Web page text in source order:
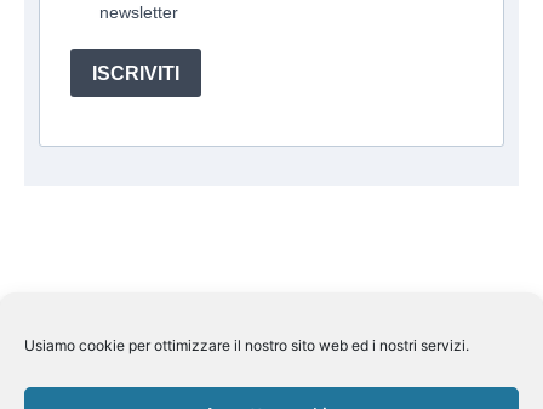
Usiamo cookie per ottimizzare il nostro sito web ed i nostri servizi.
newsletter
ISCRIVITI
Suite Travel byHelkin SrlVia Aurelio Saffi, 10 00015